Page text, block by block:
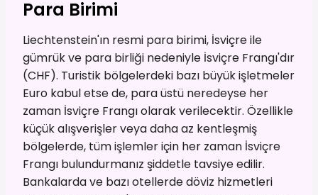
Para Birimi
Liechtenstein'ın resmi para birimi, İsviçre ile
gümrük ve para birliği nedeniyle İsviçre Frangı'dır
(CHF). Turistik bölgelerdeki bazı büyük işletmeler
Euro kabul etse de, para üstü neredeyse her
zaman İsviçre Frangı olarak verilecektir. Özellikle
küçük alışverişler veya daha az kentleşmiş
bölgelerde, tüm işlemler için her zaman İsviçre
Frangı bulundurmanız şiddetle tavsiye edilir.
Bankalarda ve bazı otellerde döviz hizmetleri